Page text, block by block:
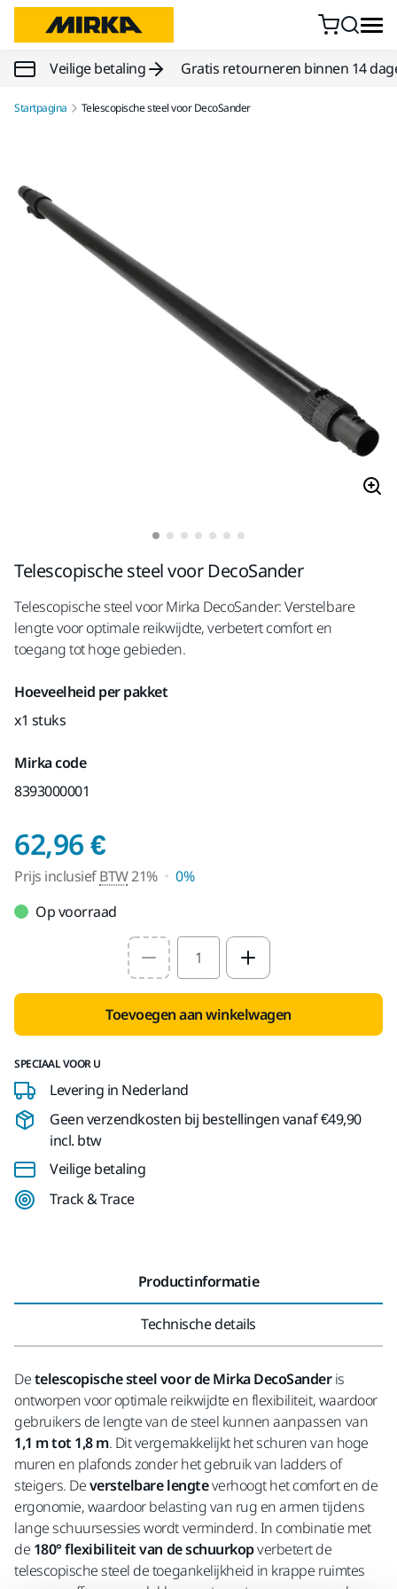
Doorgaan naar inhoud
Veilige betaling Gratis retourneren binnen 14
Startpagina Telescopische steel voor DecoSander
Telescopische steel voor DecoSander
Telescopische steel voor Mirka DecoSander: Verstelbare
lengte voor optimale reikwijdte, verbetert comfort en
toegang tot hoge gebieden.
Hoeveelheid per pakket
x1 stuks
Mirka code
8393000001
62,96 €Prijs inclusief BTW
Prijs inclusiefBTW21%
0%
Op voorraad
Select quantity value
Toevoegen aan winkelwagen
SPECIAAL VOOR U
Levering in Nederland
Geen verzendkosten bij bestellingen vanaf €49,90
incl. btw
Veilige betaling
Track & Trace
Productinformatie
Technische details
Detelescopische steel voor de Mirka DecoSanderis
ontworpen voor optimale reikwijdte en flexibiliteit, waardoor
gebruikers de lengte van de steel kunnen aanpassen van
1,1 m tot 1,8 m. Dit vergemakkelijkt het schuren van hoge
muren en plafonds zonder het gebruik van ladders of
steigers. Deverstelbare lengteverhoogt het comfort en de
ergonomie, waardoor belasting van rug en armen tijdens
lange schuursessies wordt verminderd. In combinatie met
de 180° flexibiliteit van de schuurkopverbetert de
telescopische steel de toegankelijkheid in krappe ruimtes